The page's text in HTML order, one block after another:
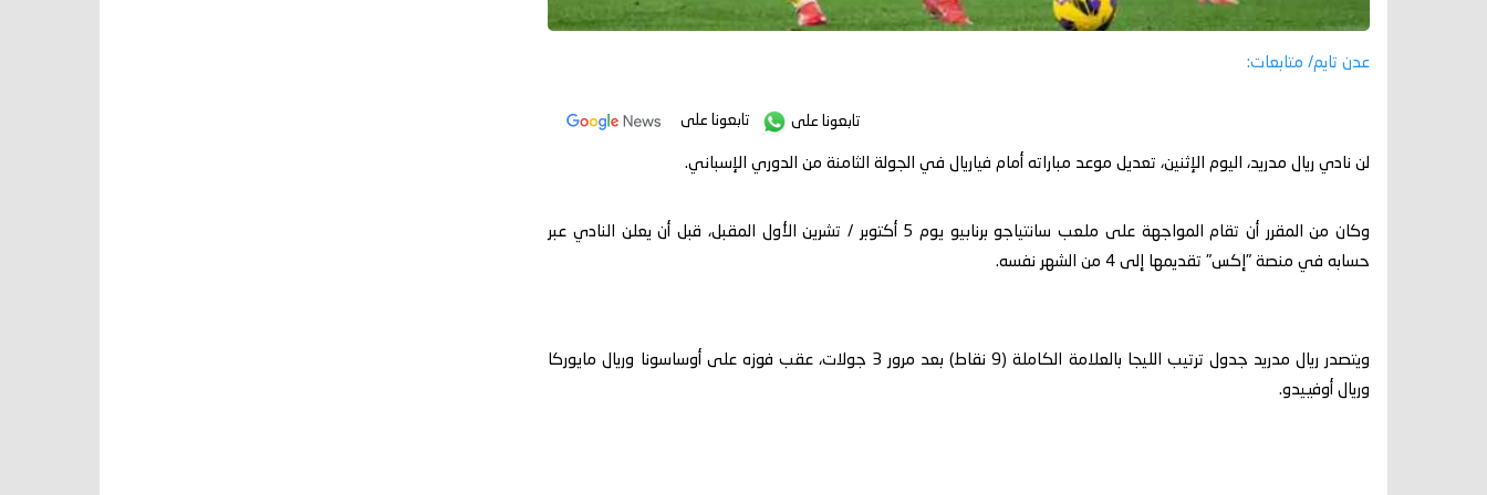
عدن تايم/ متابعات:
تابعونا على تابعونا على
لن نادي ريال مدريد، اليوم الإثنين، تعديل موعد مباراته أمام فياريال في الجولة الثامنة من الدوري الإسباني.
وكان من المقرر أن تقام المواجهة على ملعب سانتياجو برنابيو يوم 5 أكتوبر / تشرين الأول المقبل، قبل أن يعلن النادي عبر
حسابه في منصة "إكس" تقديمها إلى 4 من الشهر نفسه.
ويتصدر ريال مدريد جدول ترتيب الليجا بالعلامة الكاملة (9 نقاط) بعد مرور 3 جولات، عقب فوزه على أوساسونا وريال مايوركا
وريال أوفييدو.